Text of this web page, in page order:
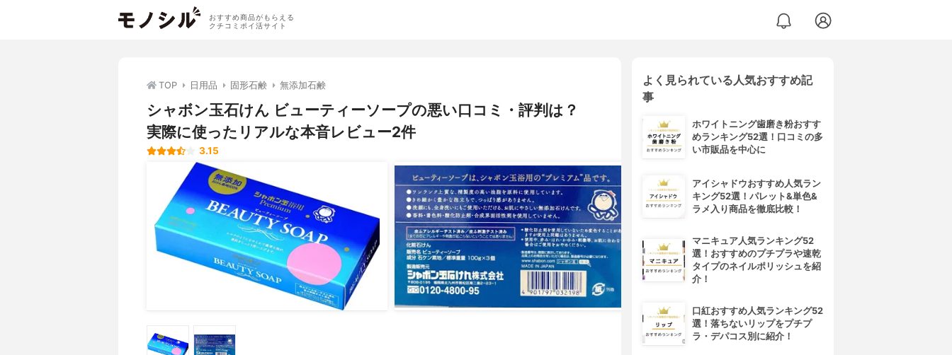
おすすめ商品がもらえる
クチコミポイ活サイト
TOP 日用品 固形石鹸 無添加石鹸
シャボン玉石けん ビューティーソープの悪い口コミ・評判は？
実際に使ったリアルな本音レビュー2件
3.15
よく見られている人気おすすめ記
事
ホワイトニング歯磨き粉おすす
めランキング52選！口コミの多
い市販品を中心に
アイシャドウおすすめ人気ラン
キング52選！パレット&単色&
ラメ入り商品を徹底比較！
マニキュア人気ランキング52
選！おすすめのプチプラや速乾
タイプのネイルポリッシュを紹
介！
口紅おすすめ人気ランキング52
選！落ちないリップをプチプ
ラ・デパコス別に紹介！